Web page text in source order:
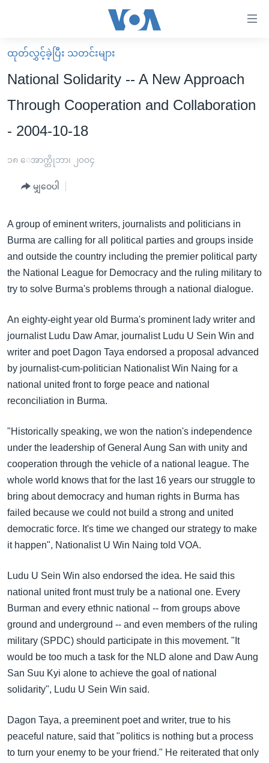
လွယ်ကူ
စေ
သည့်
များ
ပင်မ
ကြည့်
ရန်
ပင်မ
အ
ညွန်း
သို့
ကျော်
ကြည့်
ရန်
ရှာဖွေ
ရန်
ကျော်
ရန်
မူလစာမျက်နှာ
မြန်မာ
ကမ္ဘာ့သတင်းများ
နိုင်ငံတကာ
အစ္စရေး-ပါလက်စတိုင်း
ဗွီဒီယို
အင်္ဂလိပ်စာလေ့လာမယ်
မကြေးမုံရဲ့ အင်္ဂလိပ်စာ
ရုပ်ရှင်ထဲက အင်္ဂလိပ်စာ
သုတပဒေသာ အင်္ဂလိပ်စာ
ရေဒီယို
တီဗွီ
ရေဒီယိုနှင့်ရုပ်သံ အချက်အလက်များ
ရေဒီယို/တီဗွီအစီအစဉ်
Learning English
ဗွီအိုအေ လူမှုကွန်ယက်များ
ဘာသာစကားများ
ထုတ်လွှင့်ခဲ့ပြီး သတင်းများ
National Solidarity -- A New Approach
Through Cooperation and Collaboration
- 2004-10-18
၁၈ ေအာက္တိုဘာ၊ ၂၀၀၄
မျှဝေပါ
A group of eminent writers, journalists and politicians in
Burma are calling for all political parties and groups inside
and outside the country including the premier political party
the National League for Democracy and the ruling military to
try to solve Burma's problems through a national dialogue.
An eighty-eight year old Burma's prominent lady writer and
journalist Ludu Daw Amar, journalist Ludu U Sein Win and
writer and poet Dagon Taya endorsed a proposal advanced
by journalist-cum-politician Nationalist Win Naing for a
national united front to forge peace and national
reconciliation in Burma.
"Historically speaking, we won the nation's independence
under the leadership of General Aung San with unity and
cooperation through the vehicle of a national league. The
whole world knows that for the last 16 years our struggle to
bring about democracy and human rights in Burma has
failed because we could not build a strong and united
democratic force. It's time we changed our strategy to make
it happen", Nationalist U Win Naing told VOA.
Ludu U Sein Win also endorsed the idea. He said this
national united front must truly be a national one. Every
Burman and every ethnic national -- from groups above
ground and underground -- and even members of the ruling
military (SPDC) should participate in this movement. "It
would be too much a task for the NLD alone and Daw Aung
San Suu Kyi alone to achieve the goal of national
solidarity", Ludu U Sein Win said.
Dagon Taya, a preeminent poet and writer, true to his
peaceful nature, said that "politics is nothing but a process
to turn your enemy to be your friend." He reiterated that only